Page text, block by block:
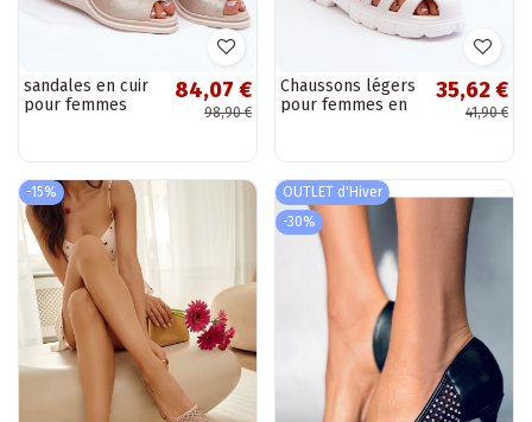
sandales en cuir
pour femmes
84,07 €
98,90 €
Chaussons légers
pour femmes en
35,62 €
41,90 €
-15%
OUTLET d'Hiver
-30%